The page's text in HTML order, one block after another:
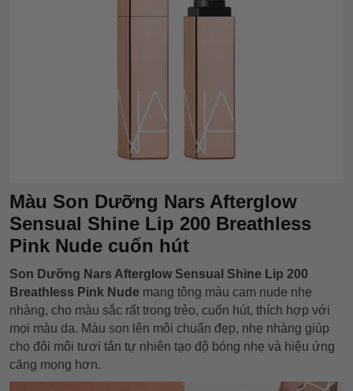
Màu Son Dưỡng Nars Afterglow
Sensual Shine Lip 200 Breathless
Pink Nude cuốn hút
Son Dưỡng Nars Afterglow Sensual Shine Lip 200
Breathless Pink Nude mang tông màu cam nude nhẹ
nhàng, cho màu sắc rất trong trẻo, cuốn hút, thích hợp với
mọi màu da. Màu son lên môi chuẩn đẹp, nhẹ nhàng giúp
cho đôi môi tươi tắn tự nhiên tạo độ bóng nhẹ và hiệu ứng
căng mọng hơn.